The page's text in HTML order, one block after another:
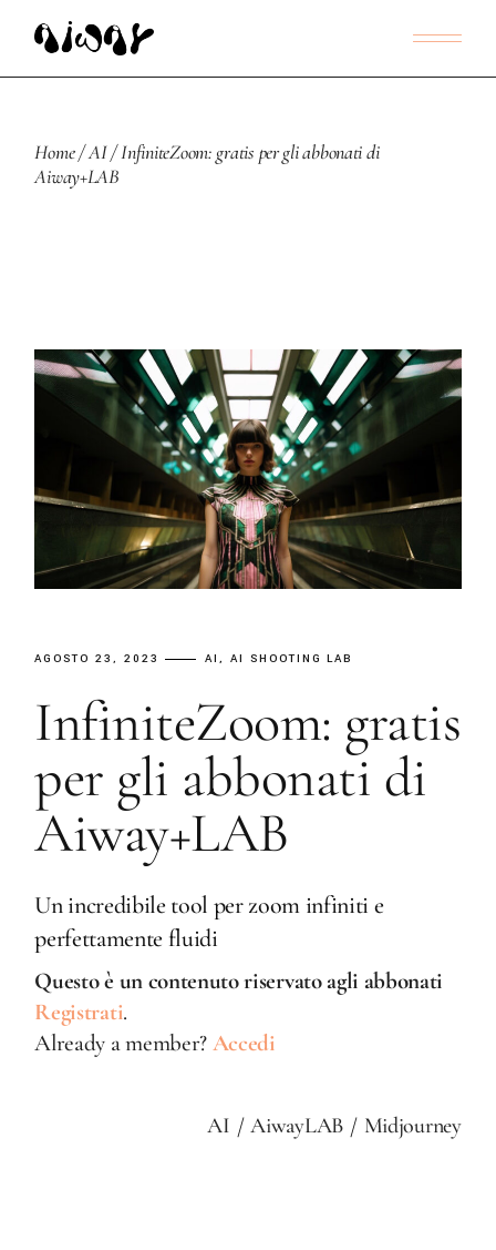
Home AI InfiniteZoom: gratis per gli abbonati di
Aiway+LAB
AGOSTO 23, 2023 AI AI SHOOTING LAB
InfiniteZoom: gratis
per gli abbonati di
Aiway+LAB
Un incredibile tool per zoom infiniti e
perfettamente fluidi
Questo è un contenuto riservato agli abbonati
Registrati.
Already a member? Accedi
AI AiwayLAB Midjourney